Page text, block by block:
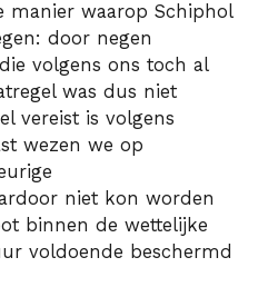
manier waarop Schiphol
door negen
volgens ons toch al
was dus niet
vereist is volgens
wezen we op
niet kon worden
binnen de wettelijke
voldoende beschermd